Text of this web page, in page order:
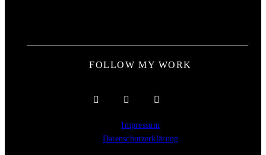
FOLLOW MY WORK
Impressum
Datenschutzerklärung